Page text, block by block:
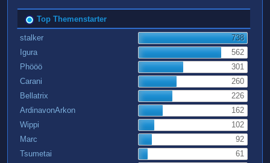
Top Themenstarter
stalker
738
Igura
562
Phööö
301
Carani
260
Bellatrix
226
ArdinavonArkon
162
Wippi
102
Marc
92
Tsumetai
61